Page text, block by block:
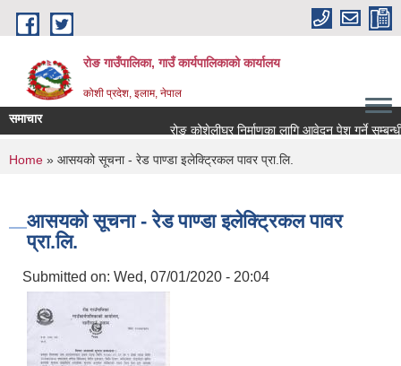
Skip to main content
रोङ गाउँपालिका, गाउँ कार्यपालिकाको कार्यालय
कोशी प्रदेश, इलाम, नेपाल
समाचार
रोङ कोशेलीघर निर्माणका लागि आवेदन पेश गर्ने सम्बन्धी
You are here
Home » आसयको सूचना - रेड पाण्डा इलेक्ट्रिकल पावर प्रा.लि.
आसयको सूचना - रेड पाण्डा इलेक्ट्रिकल पावर
प्रा.लि.
Submitted on: Wed, 07/01/2020 - 20:04